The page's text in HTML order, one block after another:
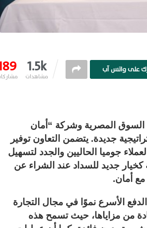
1.5k
مشاهدات
على واتس آب
السوق المصرية وشركة “أمان
جديدة. يتضمن التعاون توفير
جوميا الحاليين والجدد لتسهيل
كخيار جديد للسداد عند الشراء عن
أمان.
الأسرع نموًا في مجال التجارة
من مزاياها، حيث تسمح هذه